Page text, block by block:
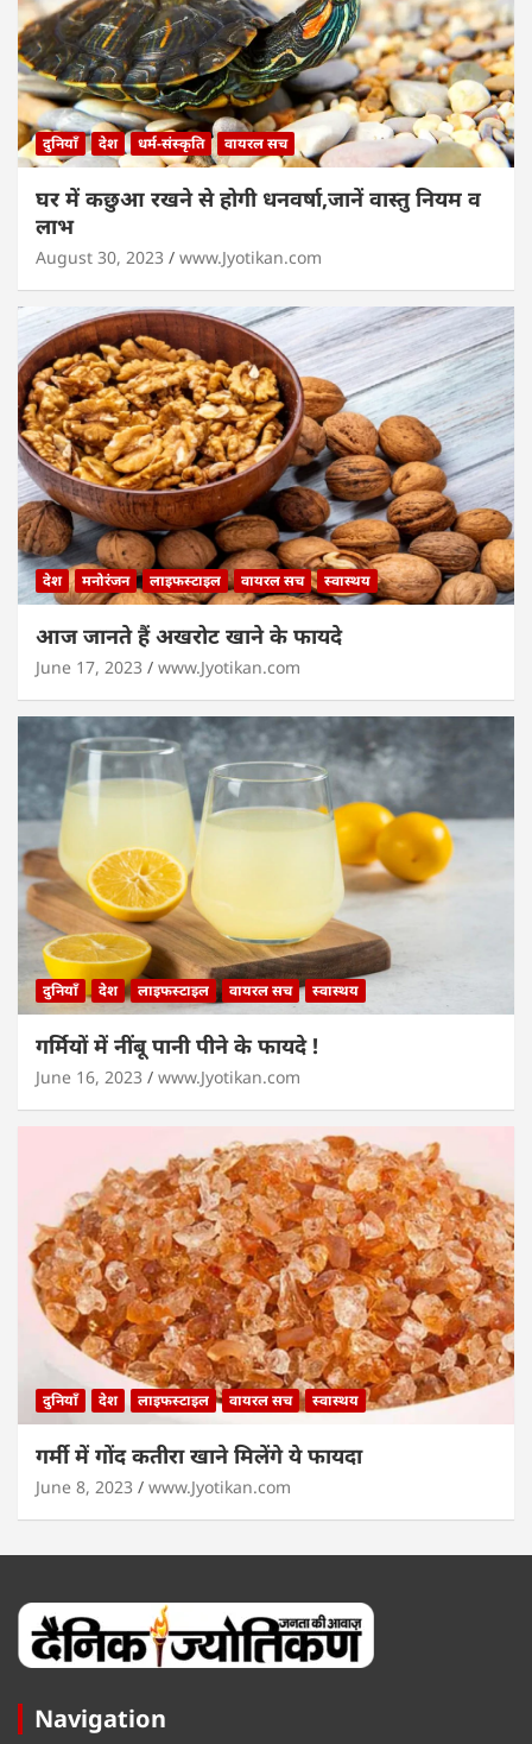
दुनियाँ देश धर्म-संस्कृति वायरल सच
घर में कछुआ रखने से होगी धनवर्षा,जानें वास्तु नियम व
लाभ
August 30, 2023 www.Jyotikan.com
देश मनोरंजन लाइफस्टाइल वायरल सच स्वास्थय
आज जानते हैं अखरोट खाने के फायदे
June 17, 2023 www.Jyotikan.com
दुनियाँ देश लाइफस्टाइल वायरल सच स्वास्थय
गर्मियों में नींबू पानी पीने के फायदे !
June 16, 2023 www.Jyotikan.com
दुनियाँ देश लाइफस्टाइल वायरल सच स्वास्थय
गर्मी में गोंद कतीरा खाने मिलेंगे ये फायदा
June 8, 2023 www.Jyotikan.com
Navigation